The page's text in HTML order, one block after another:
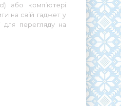
або комп’ютері
на свій гаджет у
перегляду на